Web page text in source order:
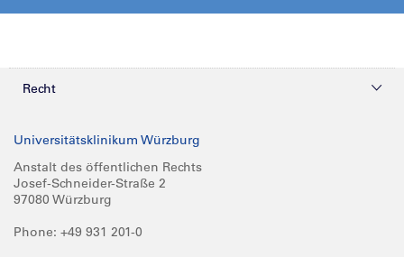
Recht
Compliance
Impressum
Universitätsklinikum Würzburg
Anstalt des öffentlichen Rechts
Josef-Schneider-Straße 2
97080 Würzburg
Phone: +49 931 201-0